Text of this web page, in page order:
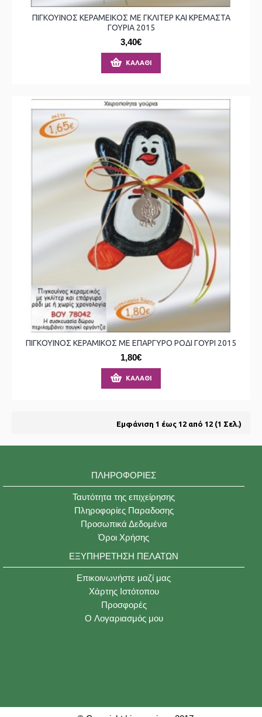
ΠΙΓΚΟΥΙΝΟΣ ΚΕΡΑΜΕΙΚΟΣ ΜΕ ΓΚΛΙΤΕΡ ΚΑΙ ΚΡΕΜΑΣΤΑ
ΓΟΥΡΙΑ 2015
3,40€
ΚΑΛΆΘΙ
ΠΙΓΚΟΥΙΝΟΣ ΚΕΡΑΜΙΚΟΣ ΜΕ ΕΠΑΡΓΥΡΟ ΡΟΔΙ ΓΟΥΡΙ 2015
1,80€
ΚΑΛΆΘΙ
Εμφάνιση 1 έως 12 από 12 (1 Σελ.)
ΠΛΗΡΟΦΟΡΊΕΣ
Ταυτότητα της επιχείρησης
Πληροφορίες Παραδοσης
Προσωπικά Δεδομένα
Όροι Χρήσης
ΕΞΥΠΗΡΈΤΗΣΗ ΠΕΛΑΤΏΝ
Επικοινωνήστε μαζί μας
Χάρτης Ιστότοπου
Προσφορές
O Λογαριασμός μου